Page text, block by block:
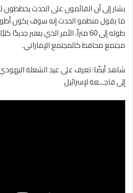
يشار إلى أن القائمون على الحدث
ما يقول منظمو الحدث إنه سوف يكون
طوله إلى 60 متراً، الأمر الذي يعتبر
مجتمع محافظ كالمجتمع الإماراتي.
شاهد أيضًا: تعرف على عيد الشعلة
إلى فاجـ.ـعة لإسرائيل